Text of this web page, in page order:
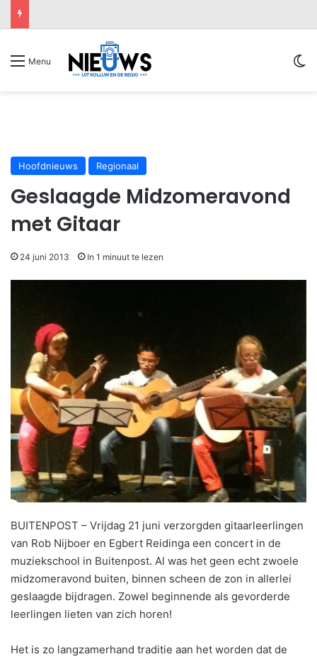
Menu
Hoofdnieuws Regionaal
Geslaagde Midzomeravond
met Gitaar
24 juni 2013 In 1 minuut te lezen
BUITENPOST – Vrijdag 21 juni verzorgden gitaarleerlingen
van Rob Nijboer en Egbert Reidinga een concert in de
muziekschool in Buitenpost. Al was het geen echt zwoele
midzomeravond buiten, binnen scheen de zon in allerlei
geslaagde bijdragen. Zowel beginnende als gevorderde
leerlingen lieten van zich horen!
Het is zo langzamerhand traditie aan het worden dat de